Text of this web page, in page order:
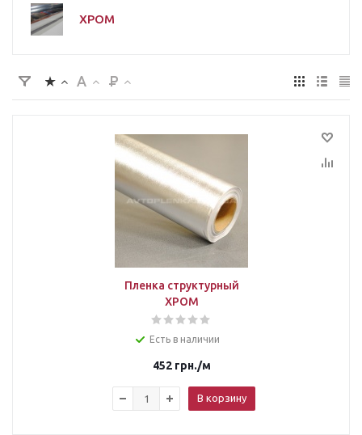
ХРОМ
Пленка структурный
ХРОМ
Есть в наличии
452грн./м
В корзину